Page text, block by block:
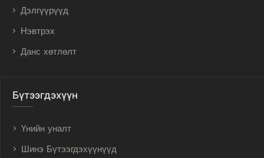
Дэлгүүрүүд
Нэвтрэх
Данс хөтлөлт
Бүтээгдэхүүн
Үнийн уналт
Шинэ Бүтээгдэхүүнүүд